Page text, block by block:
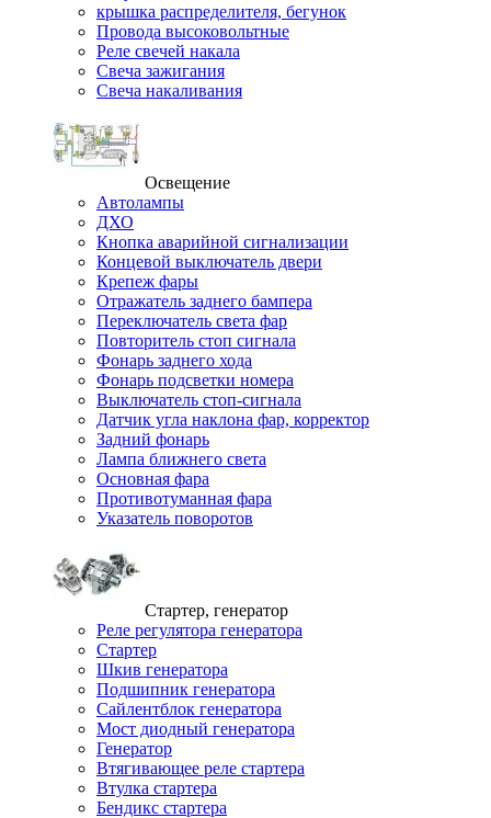
крышка распределителя, бегунок
Провода высоковольтные
Реле свечей накала
Свеча зажигания
Свеча накаливания
Освещение
Автолампы
ДХО
Кнопка аварийной сигнализации
Концевой выключатель двери
Крепеж фары
Отражатель заднего бампера
Переключатель света фар
Повторитель стоп сигнала
Фонарь заднего хода
Фонарь подсветки номера
Выключатель стоп-сигнала
Датчик угла наклона фар, корректор
Задний фонарь
Лампа ближнего света
Основная фара
Противотуманная фара
Указатель поворотов
Стартер, генератор
Реле регулятора генератора
Стартер
Шкив генератора
Подшипник генератора
Сайлентблок генератора
Мост диодный генератора
Генератор
Втягивающее реле стартера
Втулка стартера
Бендикс стартера